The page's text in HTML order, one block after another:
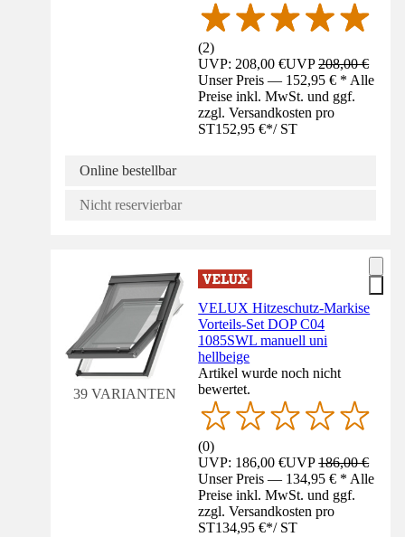
(2)
UVP: 208,00 €UVP208,00 €
Unser Preis — 152,95 € * Alle
Preise inkl. MwSt. und ggf.
zzgl. Versandkosten pro
ST152,95 €*/ ST
Online bestellbar
Nicht reservierbar
39 VARIANTEN
VELUX Hitzeschutz-Markise
Vorteils-Set DOP C04
1085SWL manuell uni
hellbeige
Artikel wurde noch nicht
bewertet.
(0)
UVP: 186,00 €UVP186,00 €
Unser Preis — 134,95 € * Alle
Preise inkl. MwSt. und ggf.
zzgl. Versandkosten pro
ST134,95 €*/ ST